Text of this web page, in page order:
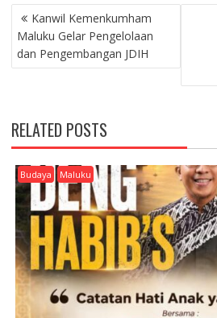
P
O
S
T
V
I
G
A
T
O
N
Kanwil Kemenkumham
Maluku Gelar Pengelolaan
dan Pengembangan JDIH
RELATED POSTS
Budaya Maluku